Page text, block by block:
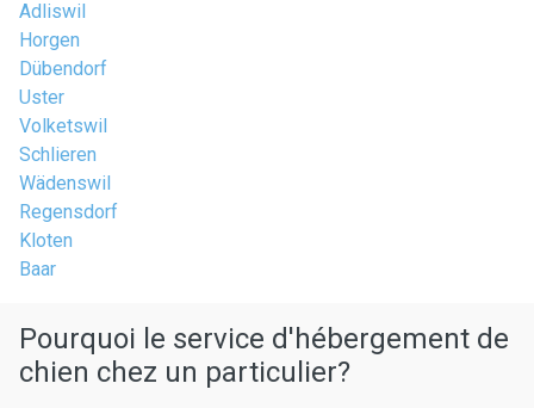
Adliswil
Horgen
Dübendorf
Uster
Volketswil
Schlieren
Wädenswil
Regensdorf
Kloten
Baar
Pourquoi le service d'hébergement de
chien chez un particulier?